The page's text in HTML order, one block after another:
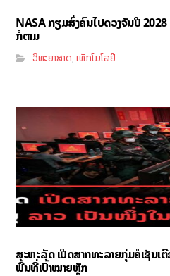
NASA ກຽມສົ່ງຄົນໄປດວງຈັນປີ 2028
ກໍຕາມ
ວິທະຍາສາດ,ເທັກໂນໂລຢີ
ສະຫະລັດ ເປີດສາກທະລາຍກຸ່ມຄໍເຊັນເ
ພື້ນທີ່ເປົ້າໝາຍຫຼັກ